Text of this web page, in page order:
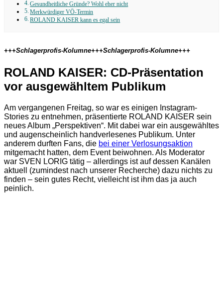
Gesundheitliche Gründe? Wohl eher nicht
Merkwürdiger VÖ-Termin
ROLAND KAISER kann es egal sein
+++Schlagerprofis-Kolumne+++Schlagerprofis-Kolumne+++
ROLAND KAISER: CD-Präsentation
vor ausgewähltem Publikum
Am vergangenen Freitag, so war es einigen Instagram-
Stories zu entnehmen, präsentierte ROLAND KAISER sein
neues Album „Perspektiven“. Mit dabei war ein ausgewähltes
und augenscheinlich handverlesenes Publikum. Unter
anderem durften Fans, die bei einer Verlosungsaktion
mitgemacht hatten, dem Event beiwohnen. Als Moderator
war SVEN LORIG tätig – allerdings ist auf dessen Kanälen
aktuell (zumindest nach unserer Recherche) dazu nichts zu
finden – sein gutes Recht, vielleicht ist ihm das ja auch
peinlich.